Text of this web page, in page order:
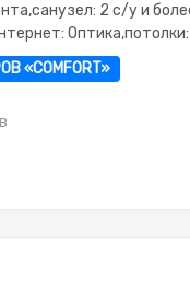
2 с/у и
Оптика,потолки:
двор
«COMFORT»